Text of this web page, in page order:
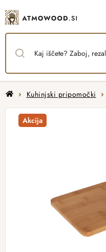
to
content
HomeKuhinjski pripomočki
Akcija